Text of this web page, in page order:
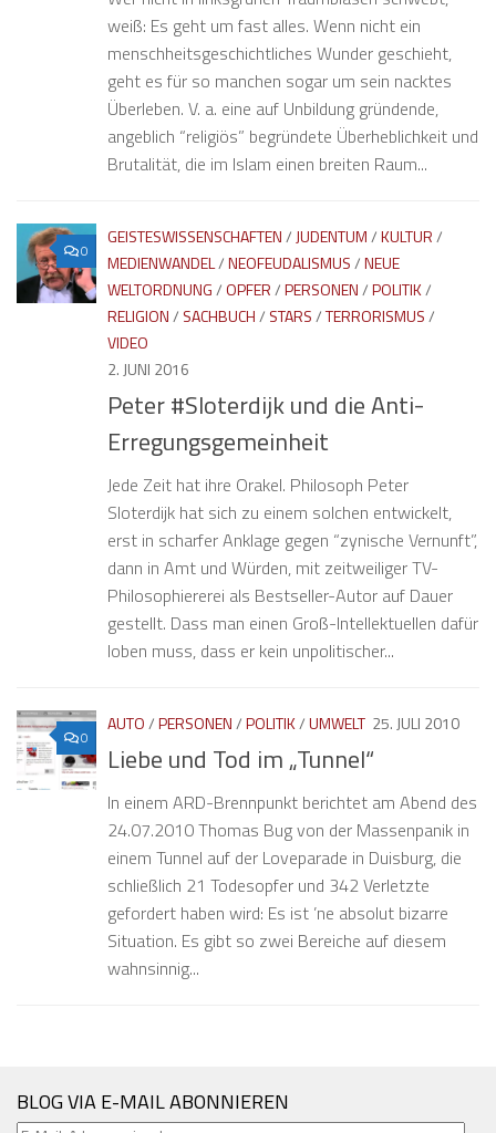
weiß: Es geht um fast alles. Wenn nicht ein
menschheitsgeschichtliches Wunder geschieht,
geht es für so manchen sogar um sein nacktes
Überleben. V. a. eine auf Unbildung gründende,
angeblich “religiös” begründete Überheblichkeit und
Brutalität, die im Islam einen breiten Raum...
0
GEISTESWISSENSCHAFTEN/ JUDENTUM/KULTUR/
MEDIENWANDEL/NEOFEUDALISMUS/NEUE
WELTORDNUNG/OPFER/PERSONEN/POLITIK/
RELIGION/ SACHBUCH/ STARS/TERRORISMUS/
VIDEO
2. JUNI 2016
Peter #Sloterdijk und die Anti-
Erregungsgemeinheit
Jede Zeit hat ihre Orakel. Philosoph Peter
Sloterdijk hat sich zu einem solchen entwickelt,
erst in scharfer Anklage gegen “zynische Vernunft”,
dann in Amt und Würden, mit zeitweiliger TV-
Philosophiererei als Bestseller-Autor auf Dauer
gestellt. Dass man einen Groß-Intellektuellen dafür
loben muss, dass er kein unpolitischer...
0
AUTO/PERSONEN/POLITIK/UMWELT 25. JULI 2010
Liebe und Tod im „Tunnel“
In einem ARD-Brennpunkt berichtet am Abend des
24.07.2010 Thomas Bug von der Massenpanik in
einem Tunnel auf der Loveparade in Duisburg, die
schließlich 21 Todesopfer und 342 Verletzte
gefordert haben wird: Es ist ’ne absolut bizarre
Situation. Es gibt so zwei Bereiche auf diesem
wahnsinnig...
BLOG VIA E-MAIL ABONNIEREN